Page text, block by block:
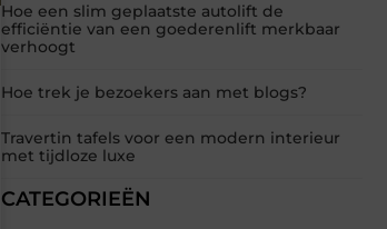
Hoe een slim geplaatste autolift de
efficiëntie van een goederenlift merkbaar
verhoogt
Hoe trek je bezoekers aan met blogs?
Travertin tafels voor een modern interieur
met tijdloze luxe
CATEGORIEËN